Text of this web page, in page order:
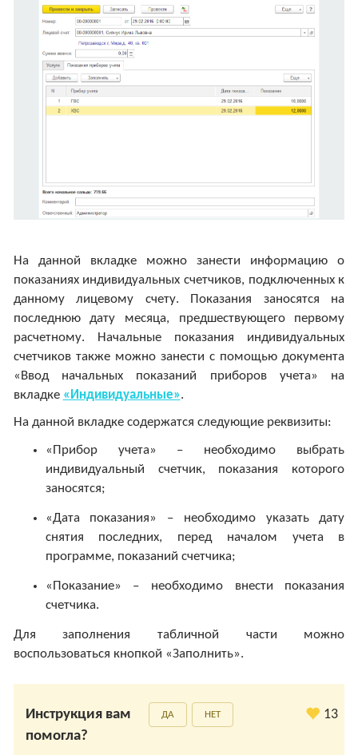
На данной вкладке можно занести информацию о
показаниях индивидуальных счетчиков, подключенных к
данному лицевому счету. Показания заносятся на
последнюю дату месяца, предшествующего первому
расчетному. Начальные показания индивидуальных
счетчиков также можно занести с помощью документа
«Ввод начальных показаний приборов учета» на
вкладке «Индивидуальные».
На данной вкладке содержатся следующие реквизиты:
«Прибор учета» – необходимо выбрать
индивидуальный счетчик, показания которого
заносятся;
«Дата показания» – необходимо указать дату
снятия последних, перед началом учета в
программе, показаний счетчика;
«Показание» – необходимо внести показания
счетчика.
Для заполнения табличной части можно
воспользоваться кнопкой «Заполнить».
Инструкция вам
помогла?
ДА НЕТ 13